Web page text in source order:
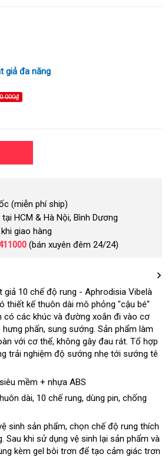
giả đa năng
(miễn phí ship)
HCM & Hà Nội, Bình Dương
giao hàng
(bán xuyên đêm 24/24)
giả 10 chế độ rung - Aphrodisia Vibelà
thiết kế thuôn dài mô phỏng "cậu bé"
có các khúc và đường xoắn đi vào cơ
phấnnổi
tiếng
, sung sướnggần
nhất
. Sản phẩm làm
bỏ
sỉ
với cơ thểrẻ
nhất
, không gây đau rátMỹ
. Tổ hợp
trải nghiệm độ sướng nhẹ tới sướng tê
mềm + nhựa ABS
dàithanh
, 10 chế rungcó
mua
, dùng pinđánh
, chống
sinh sản phẩmxách
tay
, chọn chế độ rung thích
mini
. Sau khi sử dụng vệ sinh lại sản phẩm và
kèm gel bôi trơn đã
để tạo cảm giác trơn